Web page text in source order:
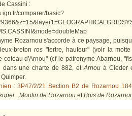
Cassini :
comparer/basic?
Rozarnou s'accorde à ce paysage,
breton ros "tertre, hauteur" (voir la
coteau d'Arnou" (cf le patronyme Abarnou,
dans une charte de 882, etArnou à Cleder
: 3P47/2/21 Section B2 de Rozarnou
, Moulin de Rozarnou etBois de